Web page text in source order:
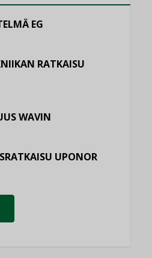
EG
RATKAISU
WAVIN
UPONOR